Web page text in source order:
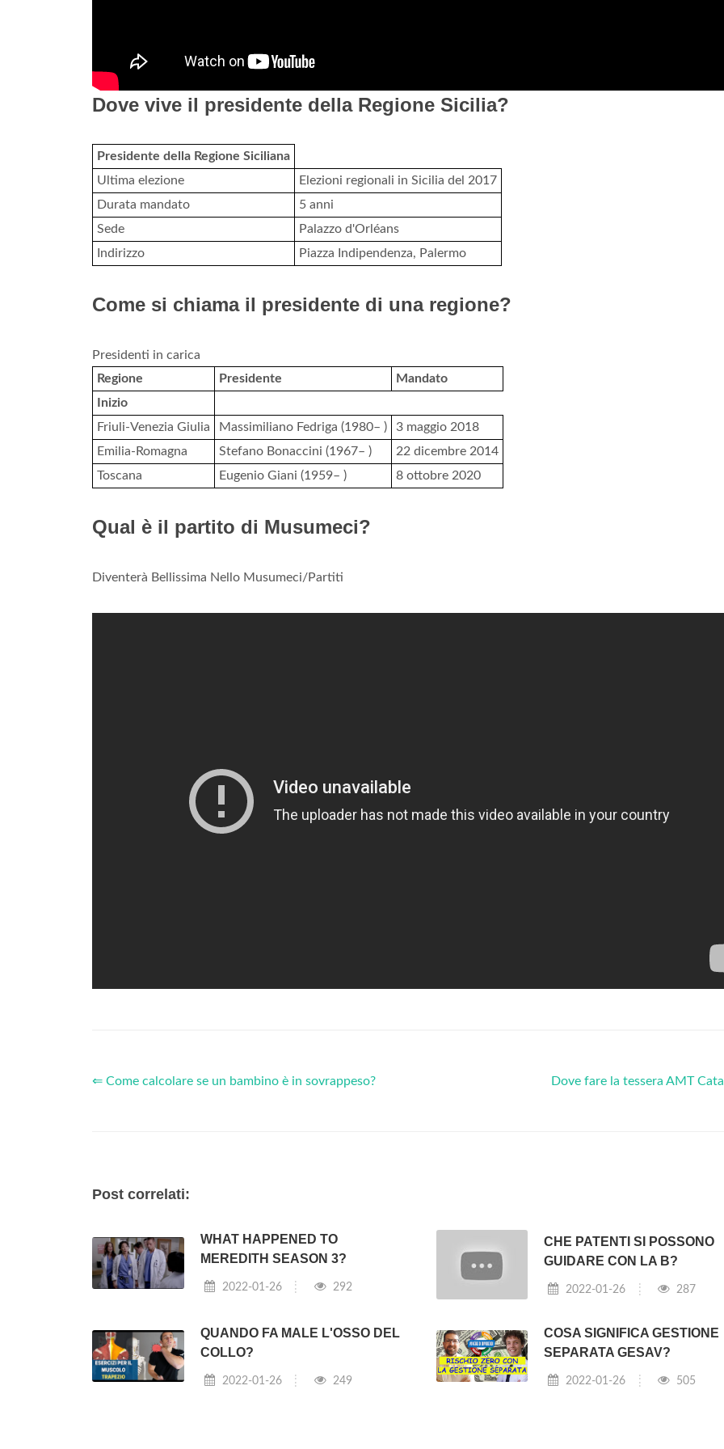
Dove vive il presidente della Regione Sicilia?
Presidente della Regione Siciliana
Ultima elezione
Elezioni regionali in Sicilia del 2017
Durata mandato
5 anni
Sede
Palazzo d'Orléans
Indirizzo
Piazza Indipendenza, Palermo
Come si chiama il presidente di una regione?
Presidenti in carica
Regione
Presidente
Mandato
Inizio
Friuli-Venezia Giulia
Massimiliano Fedriga (1980– )
3 maggio 2018
Emilia-Romagna
Stefano Bonaccini (1967– )
22 dicembre 2014
Toscana
Eugenio Giani (1959– ) 8 ottobre 2020
Qual è il partito di Musumeci?
Diventerà Bellissima Nello Musumeci/Partiti
⇐ Come calcolare se un bambino è in sovrappeso? Dove fare la tessera AMT
Post correlati:
WHAT HAPPENED TO
MEREDITH SEASON 3?
2022-01-26 292
CHE PATENTI SI POSSONO
GUIDARE CON LA B?
2022-01-26 287
QUANDO FA MALE L'OSSO DEL
COLLO?
2022-01-26 249
COSA SIGNIFICA GESTIONE
SEPARATA GESAV?
2022-01-26 505